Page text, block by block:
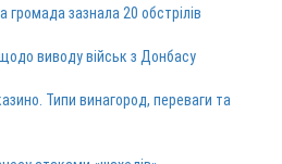
зазнала 20 обстрілів
виводу військ з Донбасу
Типи винагород, переваги та